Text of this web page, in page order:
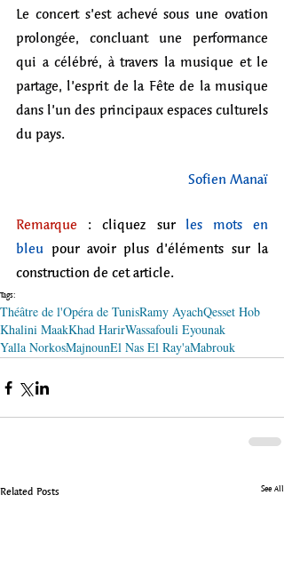
Le concert s’est achevé sous une ovation
prolongée, concluant une performance
qui a célébré, à travers la musique et le
partage, l’esprit de la Fête de la musique
dans l’un des principaux espaces culturels
du pays.
Sofien Manaï
Remarque : cliquez sur les mots en
bleu pour avoir plus d’éléments sur la
construction de cet article.
Tags:
Théâtre de l'Opéra de TunisRamy AyachQesset Hob
Khalini MaakKhad HarirWassafouli Eyounak
Yalla NorkosMajnounEl Nas El Ray'aMabrouk
Related Posts See All